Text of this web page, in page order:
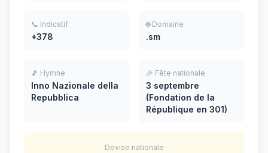
📞 Indicatif
+378
🌐 Domaine
.sm
🎵 Hymne
Inno Nazionale della
Repubblica
🎉 Fête nationale
3 septembre
(Fondation de la
République en 301)
Devise nationale